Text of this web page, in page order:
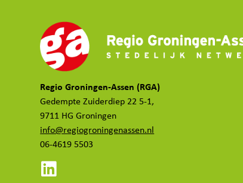
Regio Groningen-Assen (RGA)
Gedempte Zuiderdiep 22 5-1,
9711 HG Groningen
info@regiogroningenassen.nl
06-4619 5503